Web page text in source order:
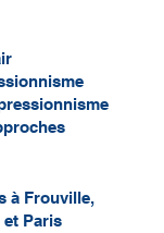
à Frouville,
et Paris